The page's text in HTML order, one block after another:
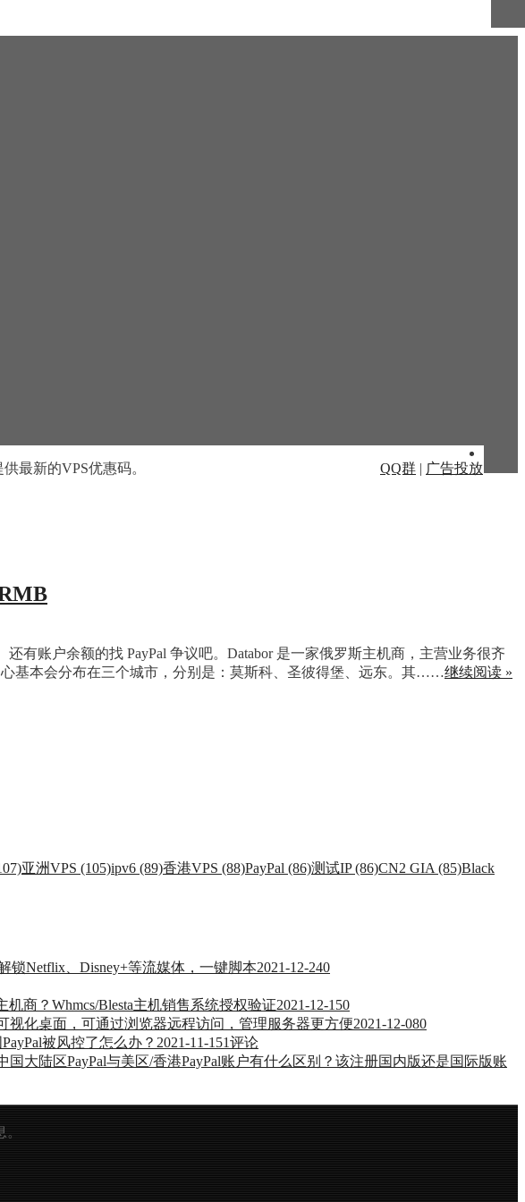
最新的VPS优惠码。 QQ群 | 广告投放
有账户余额的找 PayPal 争议吧。Databor 是一家俄罗斯主机商，主营业务很齐
基本会分布在三个城市，分别是：莫斯科、圣彼得堡、远东。其……继续阅读 »
亚洲VPS (105)ipv6 (89)香港VPS (88)PayPal (86)测试IP (86)CN2 GIA (85)Black
锁Netflix、Disney+等流媒体，一键脚本2021-12-240
商？Whmcs/Blesta主机销售系统授权验证2021-12-150
视化桌面，可通过浏览器远程访问，管理服务器更方便2021-12-080
被风控了怎么办？ 2021-11-151评论
国大陆区PayPal与美区/香港PayPal账户有什么区别？该注册国内版还是国际版账